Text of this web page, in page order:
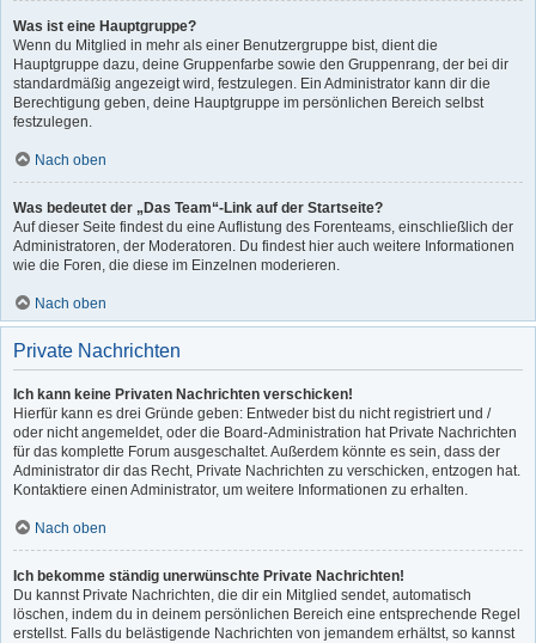
Was ist eine Hauptgruppe?
Wenn du Mitglied in mehr als einer Benutzergruppe bist, dient die
Hauptgruppe dazu, deine Gruppenfarbe sowie den Gruppenrang, der bei dir
standardmäßig angezeigt wird, festzulegen. Ein Administrator kann dir die
Berechtigung geben, deine Hauptgruppe im persönlichen Bereich selbst
festzulegen.
Nach oben
Was bedeutet der „Das Team“-Link auf der Startseite?
Auf dieser Seite findest du eine Auflistung des Forenteams, einschließlich der
Administratoren, der Moderatoren. Du findest hier auch weitere Informationen
wie die Foren, die diese im Einzelnen moderieren.
Nach oben
Private Nachrichten
Ich kann keine Privaten Nachrichten verschicken!
Hierfür kann es drei Gründe geben: Entweder bist du nicht registriert und /
oder nicht angemeldet, oder die Board-Administration hat Private Nachrichten
für das komplette Forum ausgeschaltet. Außerdem könnte es sein, dass der
Administrator dir das Recht, Private Nachrichten zu verschicken, entzogen hat.
Kontaktiere einen Administrator, um weitere Informationen zu erhalten.
Nach oben
Ich bekomme ständig unerwünschte Private Nachrichten!
Du kannst Private Nachrichten, die dir ein Mitglied sendet, automatisch
löschen, indem du in deinem persönlichen Bereich eine entsprechende Regel
erstellst. Falls du belästigende Nachrichten von jemandem erhältst, so kannst